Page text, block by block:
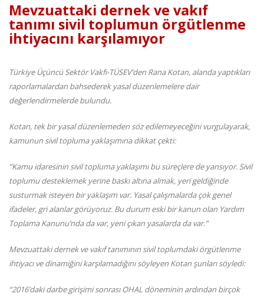
Mevzuattaki dernek ve vakıf
tanımı sivil toplumun örgütlenme
ihtiyacını karşılamıyor
Türkiye Üçüncü Sektör Vakfı-TÜSEV’den Rana Kotan, alanda yaptıkları
raporlamalardan bahsederek yasal düzenlemelere dair
değerlendirmelerde bulundu.
Kotan, tek bir yasal düzenlemeden söz edilemeyeceğini vurgulayarak,
kamunun sivil topluma yaklaşımına dikkat çekti:
“Kamu idaresinin sivil topluma yaklaşımı bu süreçlere de yansıyor. Sivil
toplumu desteklemek yerine baskı altına almak, yeri geldiğinde
susturmak isteyen bir yaklaşım var. Yasal çalışmalarda çok genel
ifadeler, gri alanlar görüyoruz. Bu durum eski bir kanun olan Yardım
Toplama Kanunu’nda da var, yeni çıkan yasalarda da var.”
Mevzuattaki dernek ve vakıf tanımının sivil toplumdaki örgütlenme
ihtiyacı ve dinamiğini karşılamadığını söyleyen Kotan şunları söyledi:
“2016’daki darbe girişimi sonrası OHAL döneminin ardından birçok